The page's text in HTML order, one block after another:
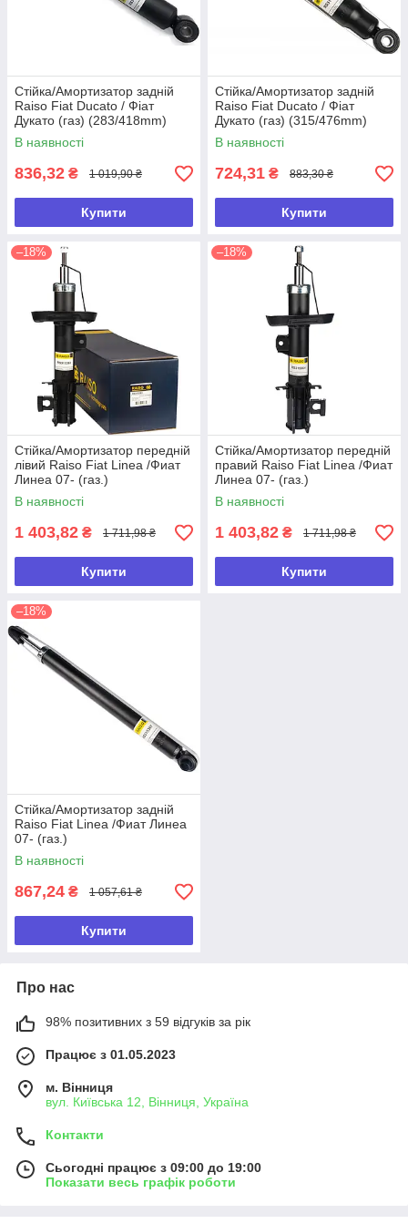
Стійка/Амортизатор задній
Raiso Fiat Ducato / Фіат
Дукато (газ) (283/418mm)
В наявності
836,32 ₴ 1 019,90 ₴
Купити
Стійка/Амортизатор задній
Raiso Fiat Ducato / Фіат
Дукато (газ) (315/476mm)
В наявності
724,31 ₴ 883,30 ₴
Купити
–18%
Стійка/Амортизатор передній
лівий Raiso Fiat Linea /Фиат
Линеа 07- (газ.)
В наявності
1 403,82 ₴ 1 711,98 ₴
Купити
–18%
Стійка/Амортизатор передній
правий Raiso Fiat Linea /Фиат
Линеа 07- (газ.)
В наявності
1 403,82 ₴ 1 711,98 ₴
Купити
–18%
Стійка/Амортизатор задній
Raiso Fiat Linea /Фиат Линеа
07- (газ.)
В наявності
867,24 ₴ 1 057,61 ₴
Купити
Про нас
98% позитивних з 59 відгуків за рік
Працює з 01.05.2023
м. Вінниця
вул. Київська 12, Вінниця, Україна
Контакти
Сьогодні працює з 09:00 до 19:00
Показати весь графік роботи